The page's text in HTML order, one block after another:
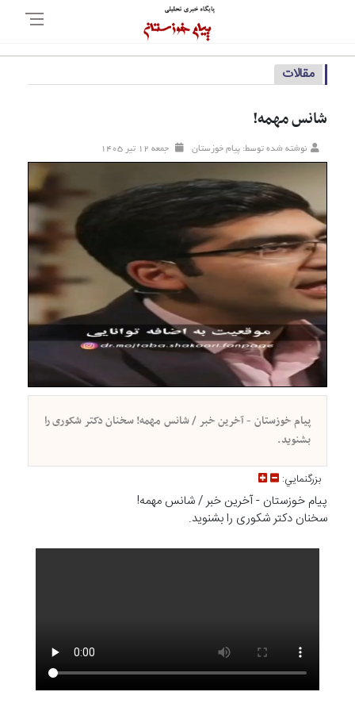
مقالات
شانس مهمه!
نوشته شده توسط: پیام خوزستان جمعه ۱۲ تير ۱۴۰۵
پیام خوزستان - آخرین خبر / شانس مهمه! سخنان دکتر شکوری را
بشنوید.
بزرگنمايي:
پیام خوزستان - آخرین خبر / شانس مهمه!
سخنان دکتر شکوری را بشنوید.